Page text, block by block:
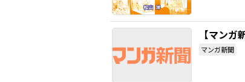
【マン
マンガ新聞